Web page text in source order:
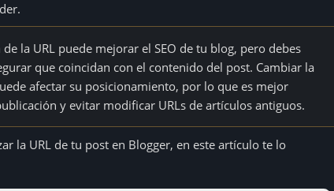
la URL puede mejorar el SEO de tu blog, pero debes
que coincidan con el contenido del post. Cambiar la
afectar su posicionamiento, por lo que es mejor
y evitar modificar URLs de artículos antiguos.
la URL de tu post en Blogger, en este artículo te lo